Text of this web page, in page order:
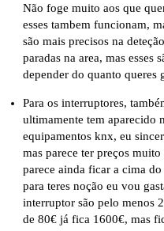
Não foge muito aos que
esses tambem funcionam,
são mais precisos na
paradas na area, mas esses
depender do quanto queres
Para os interruptores,
ultimamente tem aparecido
equipamentos knx, eu
mas parece ter preços
parece ainda ficar a cima
para teres noção eu vou
interruptor são pelo menos
de 80€ já fica 1600€, mas